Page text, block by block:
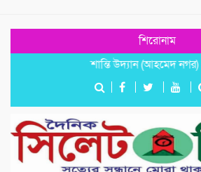
শিরোনাম
শান্তি উদ্যান (আহমেদ নগর)